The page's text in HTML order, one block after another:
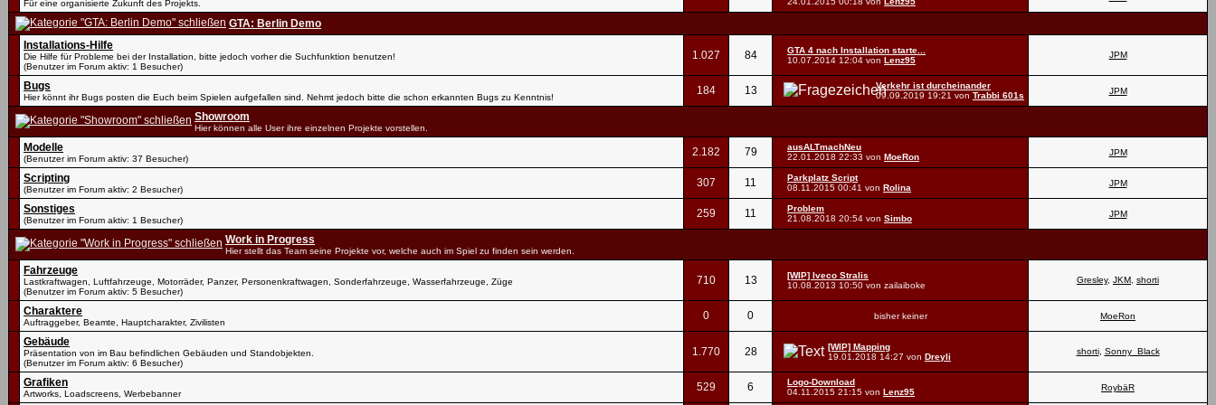
Für eine organisierte Zukunft des Projekts.
GTA: Berlin Demo
Installations-Hilfe
Die Hilfe für Probleme bei der Installation, bitte jedoch vorher die Suchfunktion benutzen!
(Benutzer im Forum aktiv: 1 Besucher)
1.027 84
GTA 4 nach Installation starte...
10.07.2014 12:04 von Lenz95
JPM
Bugs
Hier könnt ihr Bugs posten die Euch beim Spielen aufgefallen sind. Nehmt jedoch bitte die schon erkannten Bugs zu Kenntnis!
184 13
Verkehr ist durcheinander
09.09.2019 19:21 von Trabbi 601s JPM
Showroom
Hier können alle User ihre einzelnen Projekte vorstellen.
Modelle
(Benutzer im Forum aktiv: 37 Besucher)
2.182 79
ausALTmachNeu
22.01.2018 22:33 von MoeRon JPM
Scripting
(Benutzer im Forum aktiv: 2 Besucher)
307 11
Parkplatz Script
08.11.2015 00:41 von Rolina JPM
Sonstiges
(Benutzer im Forum aktiv: 1 Besucher)
259 11
Problem
21.08.2018 20:54 von Simbo JPM
Work in Progress
Hier stellt das Team seine Projekte vor, welche auch im Spiel zu finden sein werden.
Fahrzeuge
Lastkraftwagen, Luftfahrzeuge, Motorräder, Panzer, Personenkraftwagen, Sonderfahrzeuge, Wasserfahrzeuge, Züge
(Benutzer im Forum aktiv: 5 Besucher)
710 13
[WIP] Iveco Stralis
10.08.2013 10:50 von zailaiboke
Gresley, JKM shorti
Charaktere
Auftraggeber, Beamte, Hauptcharakter, Zivilisten
0 0 bisher keiner MoeRon
Gebäude
Präsentation von im Bau befindlichen Gebäuden und Standobjekten.
(Benutzer im Forum aktiv: 6 Besucher)
1.770 28
[WIP] Mapping
19.01.2018 14:27 von Dreyli
shorti, Sonny_Black
Grafiken
Artworks, Loadscreens, Werbebanner
529 6
Logo-Download
04.11.2015 21:15 von Lenz95 RoybäR